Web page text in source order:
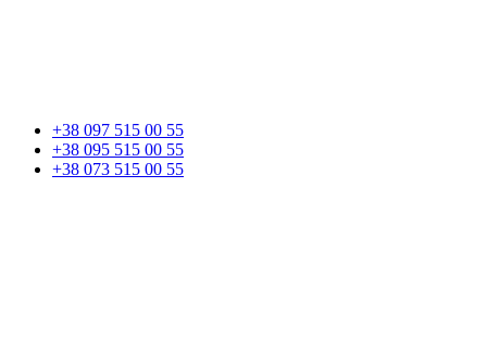
+38 097 515 00 55
+38 095 515 00 55
+38 073 515 00 55